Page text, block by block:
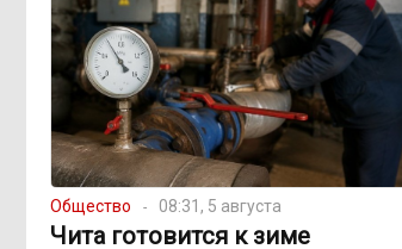
Общество 08:31, 5 августа
Чита готовится к зиме